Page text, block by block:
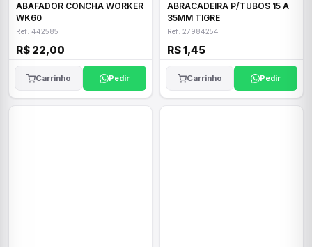
ABAFADOR CONCHA WORKER
WK60
Ref: 442585
R$ 22,00
Carrinho Pedir
ABRACADEIRA P/TUBOS 15 A
35MM TIGRE
Ref: 27984254
R$ 1,45
Carrinho Pedir